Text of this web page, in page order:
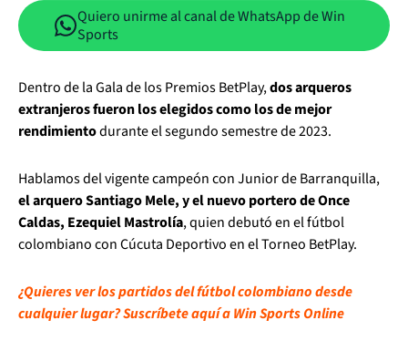
Quiero unirme al canal de WhatsApp de Win
Sports
Dentro de la Gala de los Premios BetPlay,dos arqueros
extranjeros fueron los elegidos como los de mejor
rendimientodurante el segundo semestre de 2023.
Hablamos del vigente campeón con Junior de Barranquilla,
el arquero Santiago Mele, y el nuevo portero de Once
Caldas, Ezequiel Mastrolía, quien debutó en el fútbol
colombiano con Cúcuta Deportivo en el Torneo BetPlay.
¿Quieres ver los partidos del fútbol colombiano desde
cualquier lugar? Suscríbete aquí a Win Sports Online